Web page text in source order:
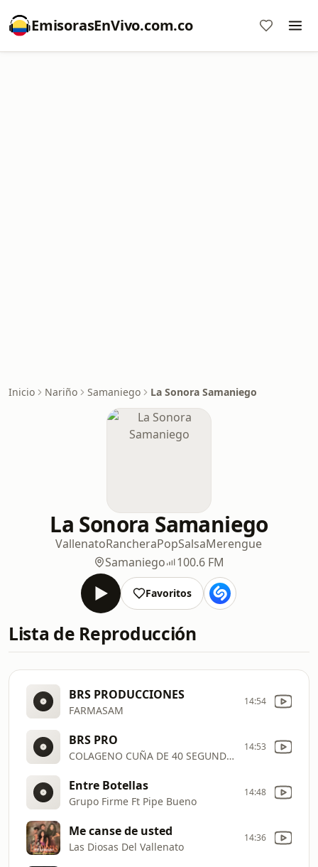
EmisorasEnVivo.com.co
Inicio Nariño Samaniego La Sonora Samaniego
La Sonora Samaniego
VallenatoRancheraPopSalsaMerengue
Samaniego
100.6 FM
Favoritos
Lista de Reproducción
BRS PRODUCCIONES
FARMASAM
14:54
BRS PRO
COLAGENO CUÑA DE 40 SEGUNDOS JUEVES
14:53
Entre Botellas
Grupo Firme Ft Pipe Bueno
14:48
Me canse de usted
Las Diosas Del Vallenato
14:36